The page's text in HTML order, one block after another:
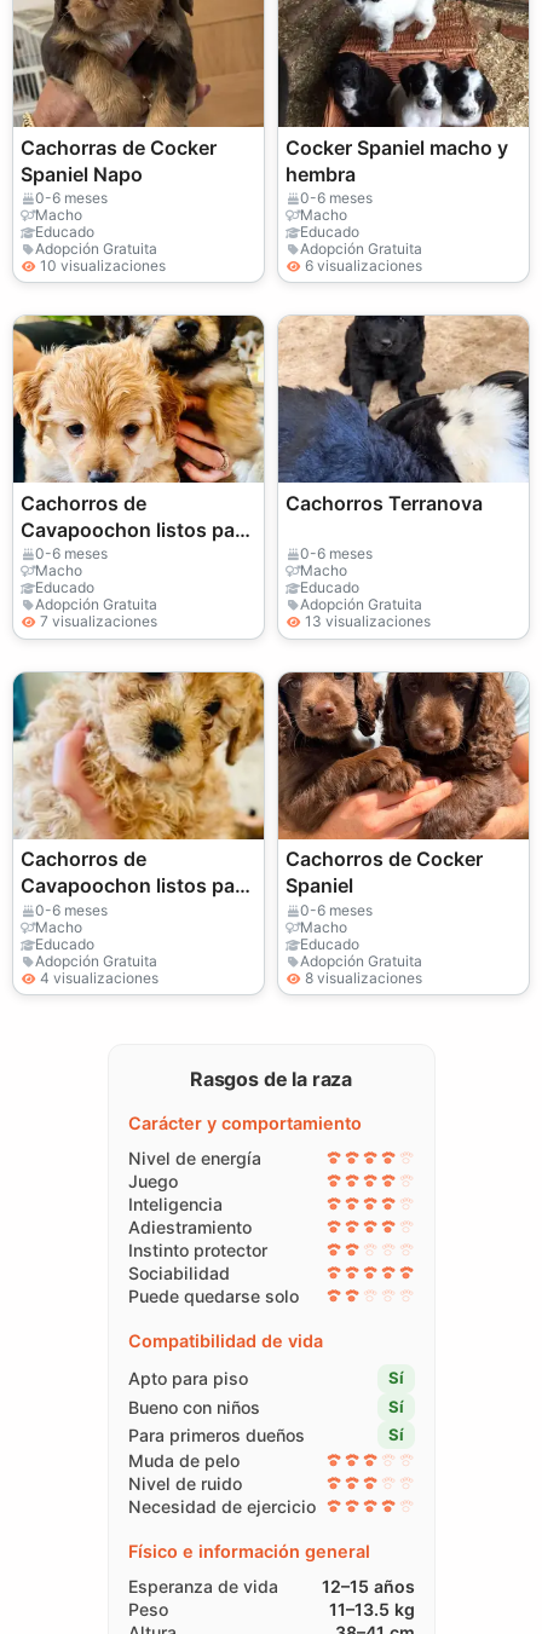
Cachorras de Cocker
Spaniel Napo
0-6 meses
Macho
Educado
Adopción Gratuita
10 visualizaciones
Cocker Spaniel macho y
hembra
0-6 meses
Macho
Educado
Adopción Gratuita
6 visualizaciones
Cachorros de
Cavapoochon listos para
irse a su nuevo hogar.
0-6 meses
Macho
Educado
Adopción Gratuita
7 visualizaciones
Cachorros Terranova
0-6 meses
Macho
Educado
Adopción Gratuita
13 visualizaciones
Cachorros de
Cavapoochon listos para
irse a su nuevo hogar.
0-6 meses
Macho
Educado
Adopción Gratuita
4 visualizaciones
Cachorros de Cocker
Spaniel
0-6 meses
Macho
Educado
Adopción Gratuita
8 visualizaciones
Rasgos de la raza
Carácter y comportamiento
Nivel de energía
Juego
Inteligencia
Adiestramiento
Instinto protector
Sociabilidad
Puede quedarse solo
Compatibilidad de vida
Apto para piso
Sí
Bueno con niños Sí
Para primeros dueños Sí
Muda de pelo
Nivel de ruido
Necesidad de ejercicio
Físico e información general
Esperanza de vida
12–15 años
Peso
11–13.5 kg